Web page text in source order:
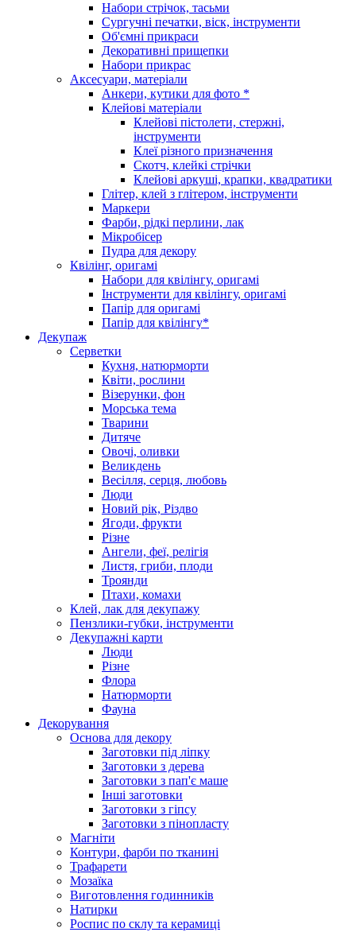
Набори стрічок, тасьми
Сургучні печатки, віск, інструменти
Об'ємні прикраси
Декоративні прищепки
Набори прикрас
Аксесуари, матеріали
Анкери, кутики для фото *
Клейові матеріали
Клейові пістолети, стержні,
інструменти
Клеї різного призначення
Скотч, клейкі стрічки
Клейові аркуші, крапки, квадратики
Глітер, клей з глітером, інструменти
Маркери
Фарби, рідкі перлини, лак
Мікробісер
Пудра для декору
Квілінг, оригамі
Набори для квілінгу, оригамі
Інструменти для квілінгу, оригамі
Папір для оригамі
Папір для квілінгу*
Декупаж
Серветки
Кухня, натюрморти
Квіти, рослини
Візерунки, фон
Морська тема
Тварини
Дитяче
Овочі, оливки
Великдень
Весілля, серця, любовь
Люди
Новий рік, Різдво
Ягоди, фрукти
Різне
Ангели, феї, релігія
Листя, гриби, плоди
Троянди
Птахи, комахи
Клей, лак для декупажу
Пензлики-губки, інструменти
Декупажні карти
Люди
Різне
Флора
Натюрморти
Фауна
Декорування
Основа для декору
Заготовки під ліпку
Заготовки з дерева
Заготовки з пап'є маше
Інші заготовки
Заготовки з гіпсу
Заготовки з пінопласту
Магніти
Контури, фарби по тканині
Трафарети
Мозаїка
Виготовлення годинників
Натирки
Роспис по склу та керамиці